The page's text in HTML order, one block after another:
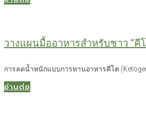
วางแผนมื้ออาหารสำหรับชาว “คี
การลดน้ำหนักแบบการทานอาหารคีโต
อ่านต่อ